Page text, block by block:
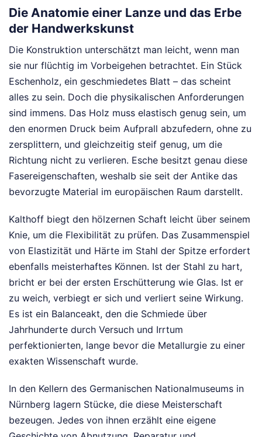
Die Anatomie einer Lanze und das Erbe
der Handwerkskunst
Die Konstruktion unterschätzt man leicht, wenn man
sie nur flüchtig im Vorbeigehen betrachtet. Ein Stück
Eschenholz, ein geschmiedetes Blatt – das scheint
alles zu sein. Doch die physikalischen Anforderungen
sind immens. Das Holz muss elastisch genug sein, um
den enormen Druck beim Aufprall abzufedern, ohne zu
zersplittern, und gleichzeitig steif genug, um die
Richtung nicht zu verlieren. Esche besitzt genau diese
Fasereigenschaften, weshalb sie seit der Antike das
bevorzugte Material im europäischen Raum darstellt.
Kalthoff biegt den hölzernen Schaft leicht über seinem
Knie, um die Flexibilität zu prüfen. Das Zusammenspiel
von Elastizität und Härte im Stahl der Spitze erfordert
ebenfalls meisterhaftes Können. Ist der Stahl zu hart,
bricht er bei der ersten Erschütterung wie Glas. Ist er
zu weich, verbiegt er sich und verliert seine Wirkung.
Es ist ein Balanceakt, den die Schmiede über
Jahrhunderte durch Versuch und Irrtum
perfektionierten, lange bevor die Metallurgie zu einer
exakten Wissenschaft wurde.
In den Kellern des Germanischen Nationalmuseums in
Nürnberg lagern Stücke, die diese Meisterschaft
bezeugen. Jedes von ihnen erzählt eine eigene